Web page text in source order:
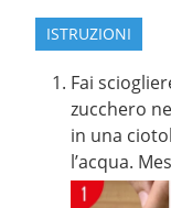
ISTRUZIONI
Fai
zucchero
in una
l’acqua.